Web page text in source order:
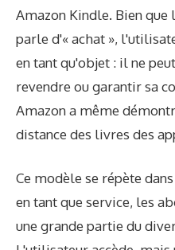
Amazon Kindle. Bien
parle d'« achat »,
en tant qu'objet : il ne
revendre ou garantir sa
Amazon a même
distance des livres des
Ce modèle se répète
en tant que service, les
une grande partie du